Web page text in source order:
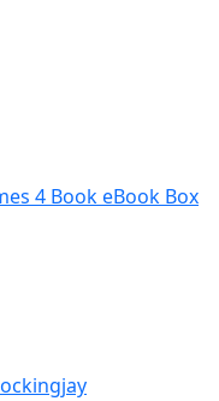
4 Book eBook Box